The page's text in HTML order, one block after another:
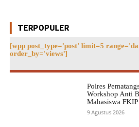
TERPOPULER
[wpp post_type='post' limit=5
order_by='views']
Polres
Workshop Anti
Mahasiswa
9 Agustus 2026